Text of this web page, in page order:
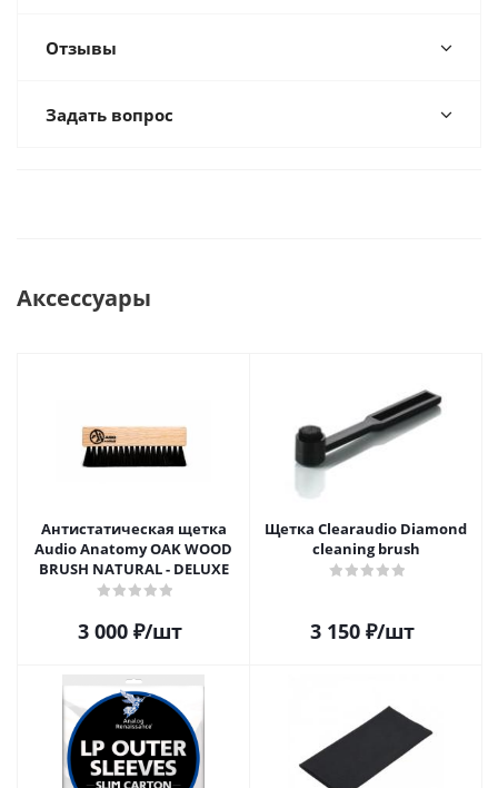
Отзывы
Задать вопрос
Аксессуары
Антистатическая щетка
Audio Anatomy OAK WOOD
BRUSH NATURAL - DELUXE
3 000₽/шт
Щетка Clearaudio Diamond
cleaning brush
3 150₽/шт